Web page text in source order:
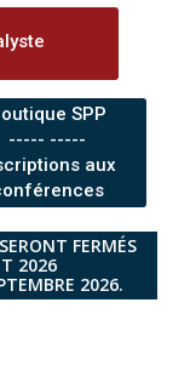
SPP
----- -----
aux
FERMÉS
2026
2026.